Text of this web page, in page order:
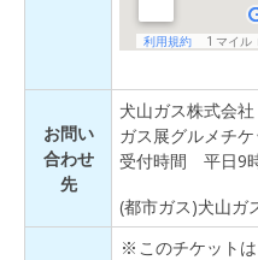
お問い
合わせ
先
犬山ガス株式会社
ガス展グルメチ
受付時間 平日9
(都市ガス)犬山
このチケット